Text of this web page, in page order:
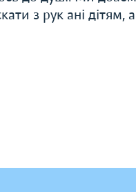
з рук ані дітям,